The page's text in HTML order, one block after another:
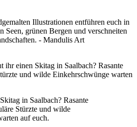
in Saalbach? Rasante
Stürzte und wilde
auf euch.